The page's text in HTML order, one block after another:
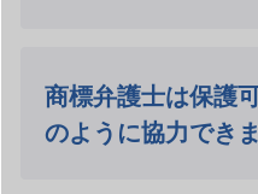
商標弁護士は保護
のように協力でき